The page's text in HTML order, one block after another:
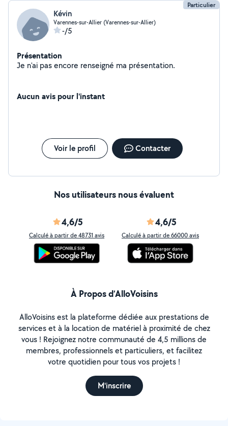
Particulier
Kévin
Varennes-sur-Allier (Varennes-sur-Allier)
-/5
Présentation
Je n'ai pas encore renseigné ma présentation.
Aucun avis pour l'instant
Voir le profil Contacter
Nos utilisateurs nous évaluent
4,6/5
Calculé à partir de 48731 avis
4,6/5
Calculé à partir de 66000 avis
À Propos d’AlloVoisins
AlloVoisins est la plateforme dédiée aux prestations de
services et à la location de matériel à proximité de chez
vous ! Rejoignez notre communauté de 4,5 millions de
membres, professionnels et particuliers, et facilitez
votre quotidien pour tous vos projets !
M'inscrire